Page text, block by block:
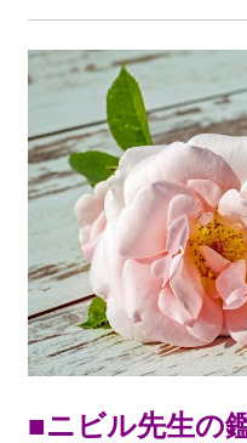
■ニビル先生の